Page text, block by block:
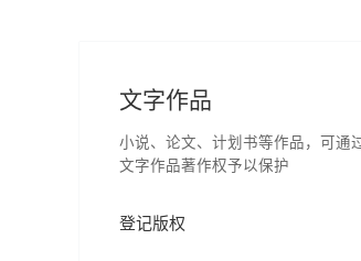
文字作品
小说、论文、计划书等作品，可通
文字作品著作权予以保护
登记版权